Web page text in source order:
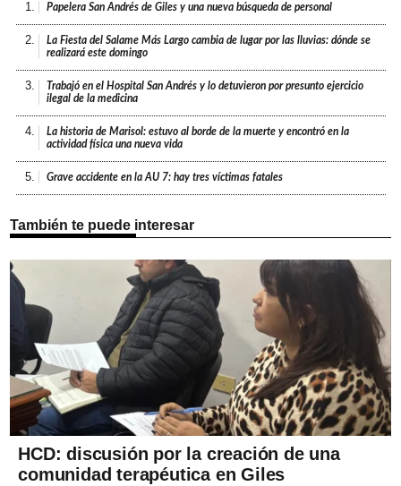
1. Papelera San Andrés de Giles y una nueva búsqueda de personal
2.
La Fiesta del Salame Más Largo cambia de lugar por las lluvias: dónde se
realizará este domingo
3.
Trabajó en el Hospital San Andrés y lo detuvieron por presunto ejercicio
ilegal de la medicina
4.
La historia de Marisol: estuvo al borde de la muerte y encontró en la
actividad física una nueva vida
5. Grave accidente en la AU 7: hay tres víctimas fatales
También te puede interesar
HCD: discusión por la creación de una
comunidad terapéutica en Giles